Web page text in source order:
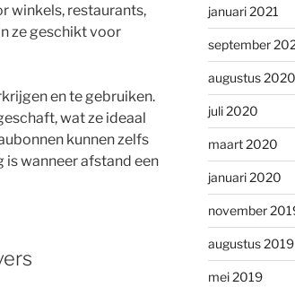
winkels, restaurants,
ze geschikt voor
en te gebruiken.
wat ze ideaal
kunnen zelfs
wanneer afstand een
januari 2021
september
augustus 2020
juli 2020
maart 2020
januari 2020
november
augustus 2019
mei 2019